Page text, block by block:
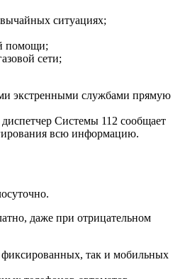
ситуациях;
помощи;
сети;
экстренными службами прямую
Системы 112 сообщает
всю информацию.
даже при отрицательном
так и мобильных